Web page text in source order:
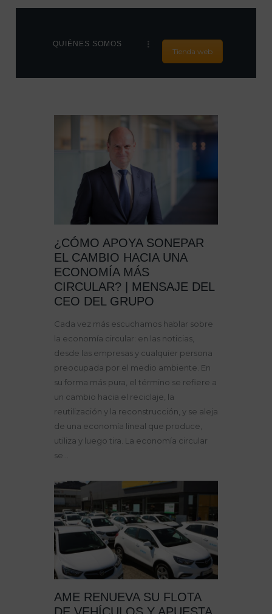
QUIÉNES SOMOS
Tienda web
HOME
DE VENTA
PRODUCTOS
ÚNETE A
NOSOTROS
CONTACTO
NOTICIAS
¿CÓMO APOYA SONEPAR
EL CAMBIO HACIA UNA
ECONOMÍA MÁS
CIRCULAR? | MENSAJE DEL
CEO DEL GRUPO
Cada vez más escuchamos hablar sobre
la economía circular: en las noticias,
desde las empresas y cualquier persona
preocupada por el medio ambiente. En
su forma más pura, el término se refiere a
un cambio hacia el reciclaje, la
reutilización y la reconstrucción, y se aleja
de una economía lineal que produce,
utiliza y luego tira. La economía circular
se…
AME RENUEVA SU FLOTA